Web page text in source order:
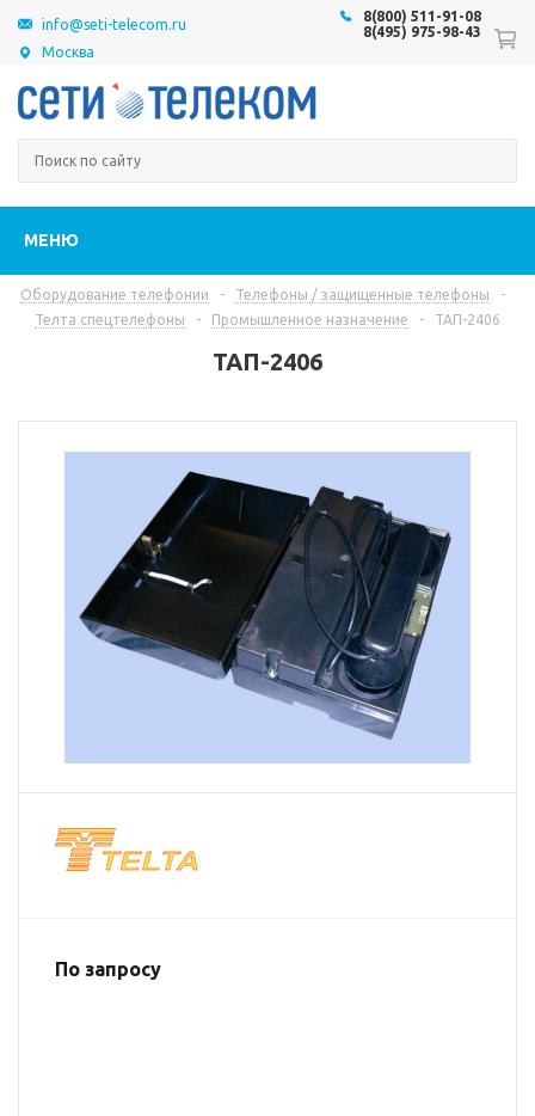
Москва
8(800) 511-91-08
8(495) 975-98-43
info@seti-telecom.ru
МЕНЮ
Оборудование телефонии - Телефоны / защищенные телефоны
-
Телта спецтелефоны
- Промышленное назначение - ТАП-2406
ТАП-2406
По запросу